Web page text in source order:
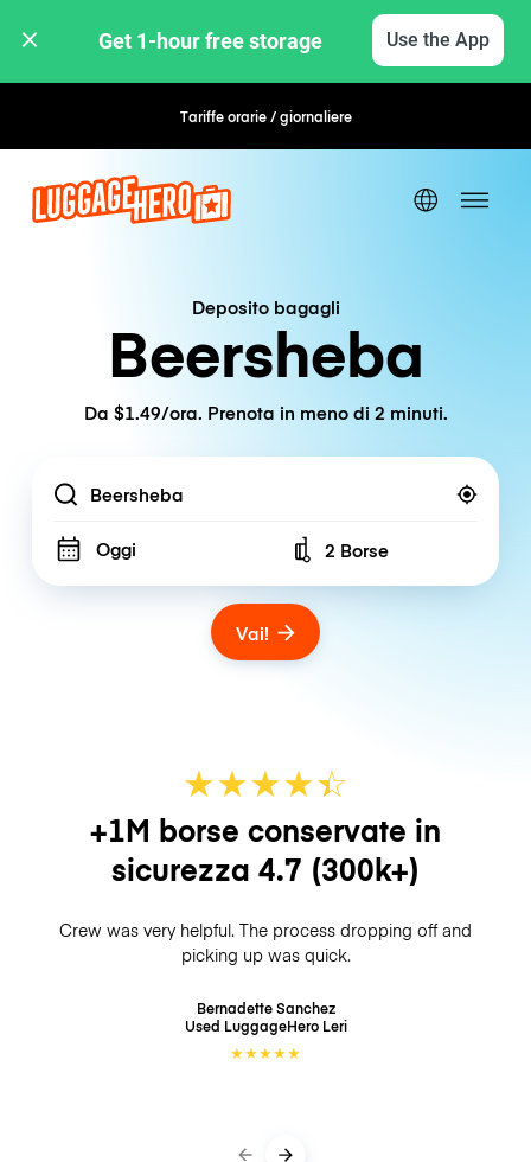
Get 1-hour free storage Use the App
Tariffe orarie / giornaliere Prenotazione flessibile
Deposito bagagli
Beersheba
Da $1.49/ora. Prenota in meno di 2 minuti.
Location
Oggi Number of bags
2 Borse
Vai!
★★★★☆
★
+1M borse conservate in
sicurezza 4.7 (300k+)
Crew was very helpful. The process dropping off and
picking up was quick.
Bernadette Sanchez
Used LuggageHero Leri
★★★★★